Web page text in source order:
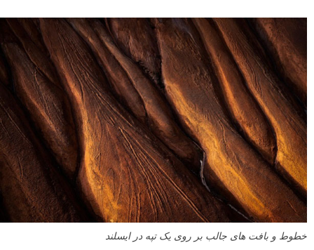
خطوط و بافت های جالب بر روی یک تپه در ایسلند